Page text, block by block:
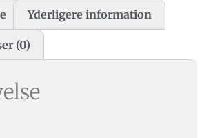
Yderligere information
(0)